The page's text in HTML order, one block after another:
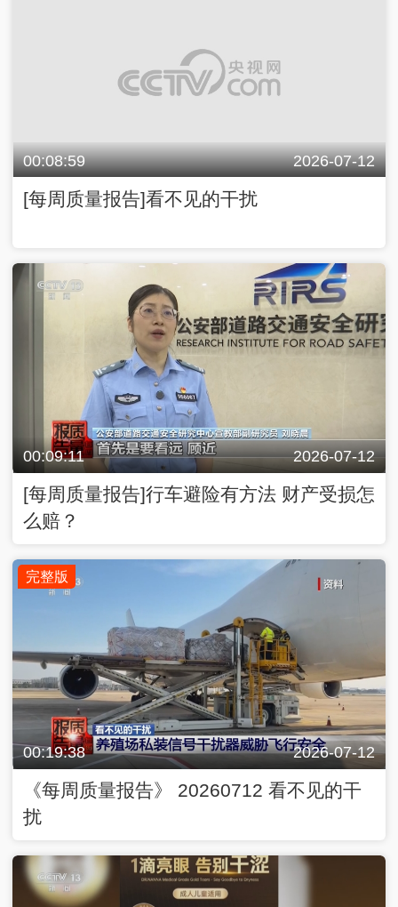
00:08:59 2026-07-12
[每周质量报告]看不见的干扰
00:09:11 2026-07-12
[每周质量报告]行车避险有方法 财产受损怎
么赔？
完整版
00:19:38 2026-07-12
《每周质量报告》 20260712 看不见的干
扰